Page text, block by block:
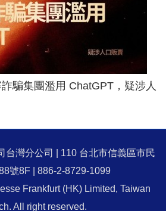
騙集團濫用 ChatGPT，疑涉人
台灣分公司 | 110 台北市信義區市民
號8F | 886-2-8729-1099
Frankfurt (HK) Limited, Taiwan
All right reserved.